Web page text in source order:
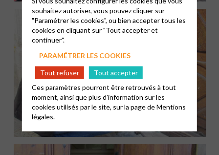
souhaitez autoriser, vous pouvez cliquer sur
"Paramétrer les cookies", ou bien accepter tous les
cookies en cliquant sur "Tout accepter et
continuer".
PARAMÉTRER LES COOKIES
Tout refuser
Tout accepter
Ces paramètres pourront être retrouvés à tout
moment, ainsi que plus d'information sur les
cookies utilisés par le site, sur la page deMentions
légales.